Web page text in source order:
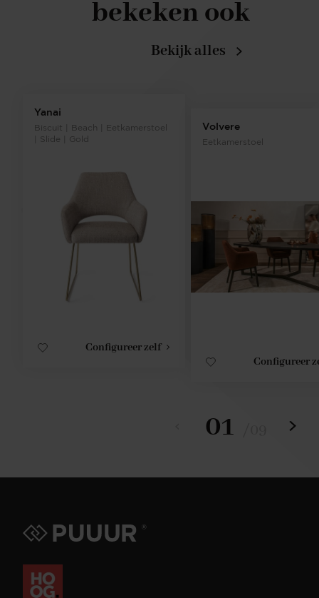
Yanai
Biscuit | Beach | Eetkamerstoel
| Slide | Gold
Configureer zelf
Volvere
Eetkamerstoel
Configureer
bekeken ook
Bekijk alles
01